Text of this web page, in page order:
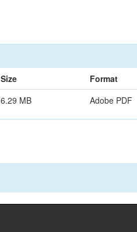
Size
Format
6.29 MB Adobe PDF